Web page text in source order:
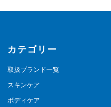
カテゴリー
取扱ブランド一覧
スキンケア
ボディケア